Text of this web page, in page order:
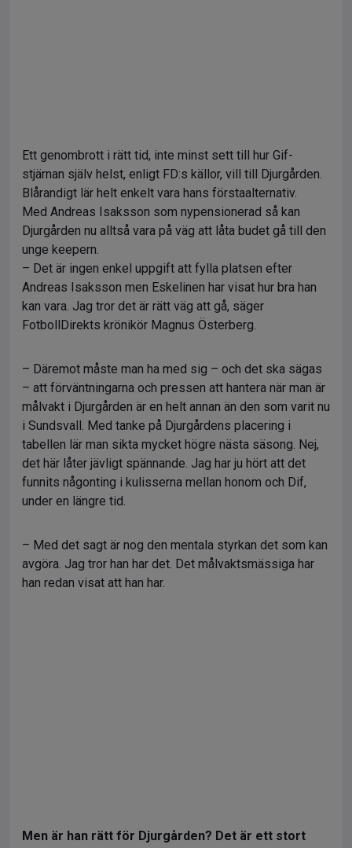
Ett genombrott i rätt tid, inte minst sett till hur Gif-
stjärnan själv helst, enligt FD:s källor, vill till Djurgården.
Blårandigt lär helt enkelt vara hans förstaalternativ.
Med Andreas Isaksson som nypensionerad så kan
Djurgården nu alltså vara på väg att låta budet gå till den
unge keepern.
– Det är ingen enkel uppgift att fylla platsen efter
Andreas Isaksson men Eskelinen har visat hur bra han
kan vara. Jag tror det är rätt väg att gå, säger
FotbollDirekts krönikör Magnus Österberg.
– Däremot måste man ha med sig – och det ska sägas
– att förväntningarna och pressen att hantera när man är
målvakt i Djurgården är en helt annan än den som varit nu
i Sundsvall. Med tanke på Djurgårdens placering i
tabellen lär man sikta mycket högre nästa säsong. Nej,
det här låter jävligt spännande. Jag har ju hört att det
funnits någonting i kulisserna mellan honom och Dif,
under en längre tid.
– Med det sagt är nog den mentala styrkan det som kan
avgöra. Jag tror han har det. Det målvaktsmässiga har
han redan visat att han har.
Men är han rätt för Djurgården? Det är ett stort